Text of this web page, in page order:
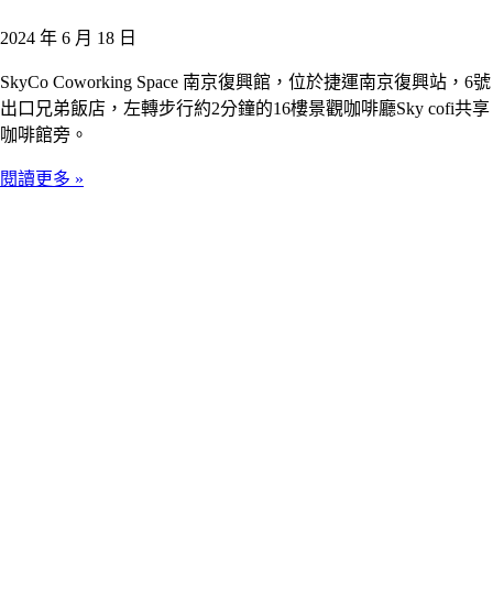
2024 年 6 月 18 日
SkyCo Coworking Space 南京復興館，位於捷運南京復興站，6號
出口兄弟飯店，左轉步行約2分鐘的16樓景觀咖啡廳Sky cofi共享
咖啡館旁。
閱讀更多 »